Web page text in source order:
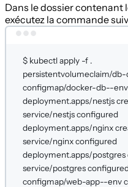
Dans le dossier contenant
exécutez la commande
$ kubectlapply -f .
persistentvolumeclaim/
configmap/docker-db--
deployment.apps/nestjs
service/nestjsconfigured
deployment.apps/nginx
service/nginxconfigured
deployment.apps/postgres
service/postgres
configmap/web-app--env